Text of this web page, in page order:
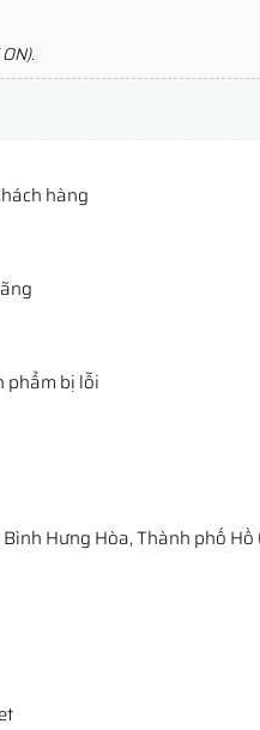
hàng
phẩm bị lỗi
Hưng Hòa, Thành phố Hồ